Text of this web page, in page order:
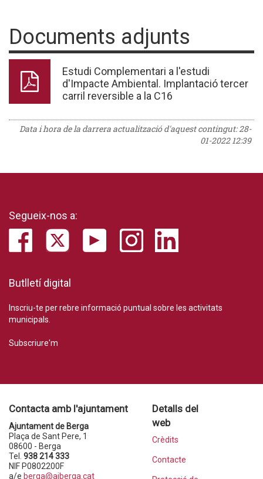
Documents adjunts
Estudi Complementari a l'estudi
d'Impacte Ambiental. Implantació tercer
carril reversible a la C16
Data i hora de la darrera actualització d'aquest contingut:28-
01-2022 12:39
Segueix-nos a:
Butlletí digital
Inscriu-te per rebre informació puntual sobre les activitats
municipals.
Subscriure'm
Contacta amb l'ajuntament
Ajuntament de Berga
Plaça de Sant Pere, 1
08600 - Berga
Tel. 938 214 333
NIF P0802200F
a/e berga@ajberga.cat
Detalls del
web
Crèdits
Contacte